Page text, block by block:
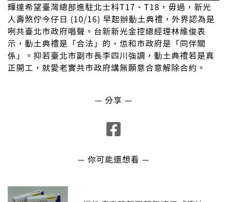
輝達希望臺灣總部進駐北士科T17、T18，毋過，新光
人壽煞佇今仔日 (10/16) 早起辦動土典禮，外界認為是
咧共臺北市政府唱聲。台新新光金控總經理林維俊表
示，動土典禮是「合法」的，怹和市政府是「同伴關
係」。抑若臺北市副市長李四川強調，動土典禮若是真
正開工，就愛老實共市政府講無願意合意解除合約。
— 分享 —
— 你可能還想看 —